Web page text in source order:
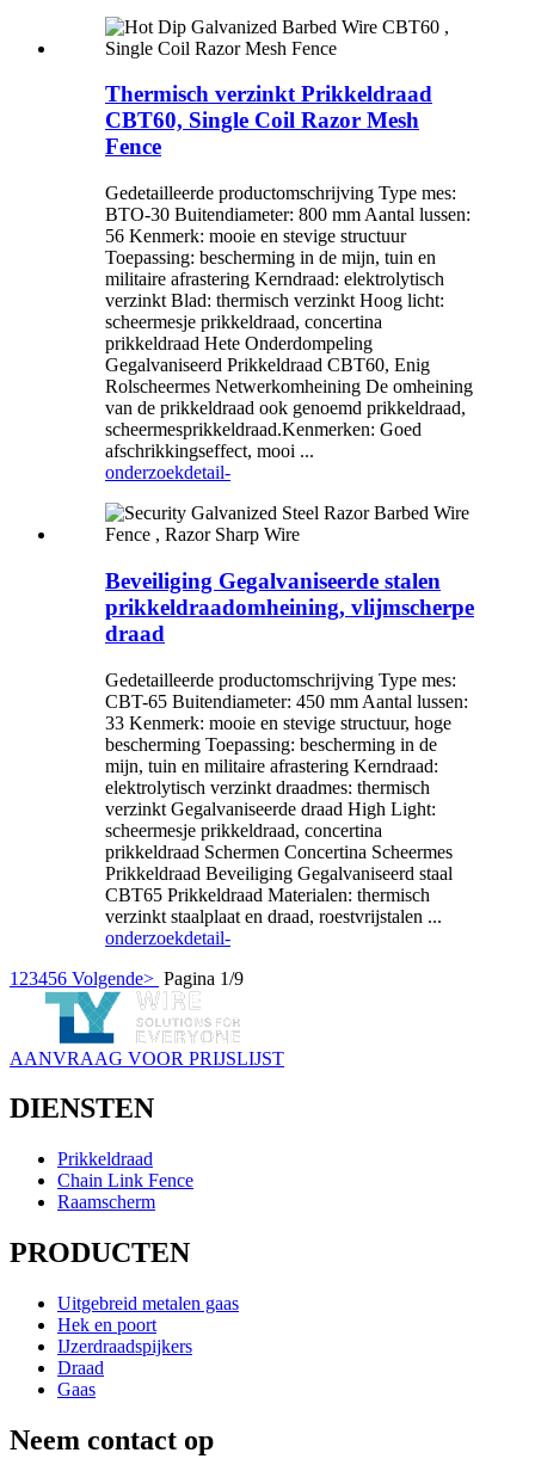
Thermisch verzinkt Prikkeldraad
CBT60, Single Coil Razor Mesh
Fence
Gedetailleerde productomschrijving Type mes:
BTO-30 Buitendiameter: 800 mm Aantal lussen:
56 Kenmerk: mooie en stevige structuur
Toepassing: bescherming in de mijn, tuin en
militaire afrastering Kerndraad: elektrolytisch
verzinkt Blad: thermisch verzinkt Hoog licht:
scheermesje prikkeldraad, concertina
prikkeldraad Hete Onderdompeling
Gegalvaniseerd Prikkeldraad CBT60, Enig
Rolscheermes Netwerkomheining De omheining
van de prikkeldraad ook genoemd prikkeldraad,
scheermesprikkeldraad.Kenmerken: Goed
afschrikkingseffect, mooi ...
onderzoekdetail-
Beveiliging Gegalvaniseerde stalen
prikkeldraadomheining, vlijmscherpe
draad
Gedetailleerde productomschrijving Type mes:
CBT-65 Buitendiameter: 450 mm Aantal lussen:
33 Kenmerk: mooie en stevige structuur, hoge
bescherming Toepassing: bescherming in de
mijn, tuin en militaire afrastering Kerndraad:
elektrolytisch verzinkt draadmes: thermisch
verzinkt Gegalvaniseerde draad High Light:
scheermesje prikkeldraad, concertina
prikkeldraad Schermen Concertina Scheermes
Prikkeldraad Beveiliging Gegalvaniseerd staal
CBT65 Prikkeldraad Materialen: thermisch
verzinkt staalplaat en draad, roestvrijstalen ...
onderzoekdetail-
1 23456 Volgende> Pagina 1/9
AANVRAAG VOOR PRIJSLIJST
DIENSTEN
Prikkeldraad
Chain Link Fence
Raamscherm
PRODUCTEN
Uitgebreid metalen gaas
Hek en poort
IJzerdraadspijkers
Draad
Gaas
Neem contact op